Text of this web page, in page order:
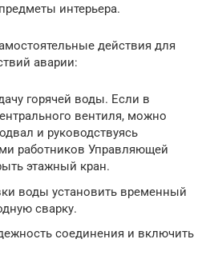
интерьера.
действия для
аварии:
горячей воды. Если в
вентиля, можно
и руководствуясь
работников Управляющей
этажный кран.
воды установить временный
сварку.
соединения и включить